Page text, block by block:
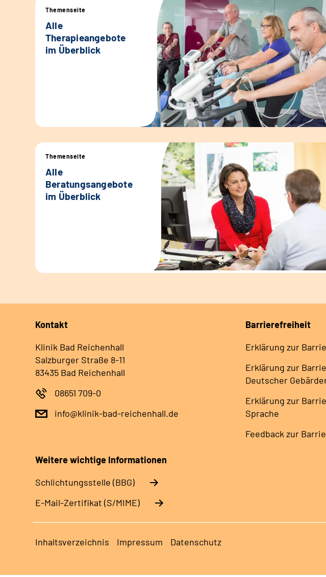
Themenseite
Alle
Therapieangebote
im Überblick
Themenseite
Alle
Beratungsangebote
im Überblick
Kontakt
Klinik Bad Reichenhall
Salzburger Straße 8-11
83435 Bad Reichenhall
08651 709-0
info@klinik-bad-reichenhall.de
Barrierefreiheit
Erklärung zur
Erklärung zur
Deutscher
Erklärung zur
Sprache
Feedback zur
Weitere wichtige Informationen
Schlichtungsstelle (BBG)
E-Mail-Zertifikat (S/MIME)
Inhaltsverzeichnis Impressum Datenschutz